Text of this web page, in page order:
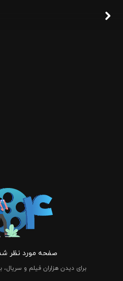
صفحه مورد نظر
برای دیدن هزاران فیلم و